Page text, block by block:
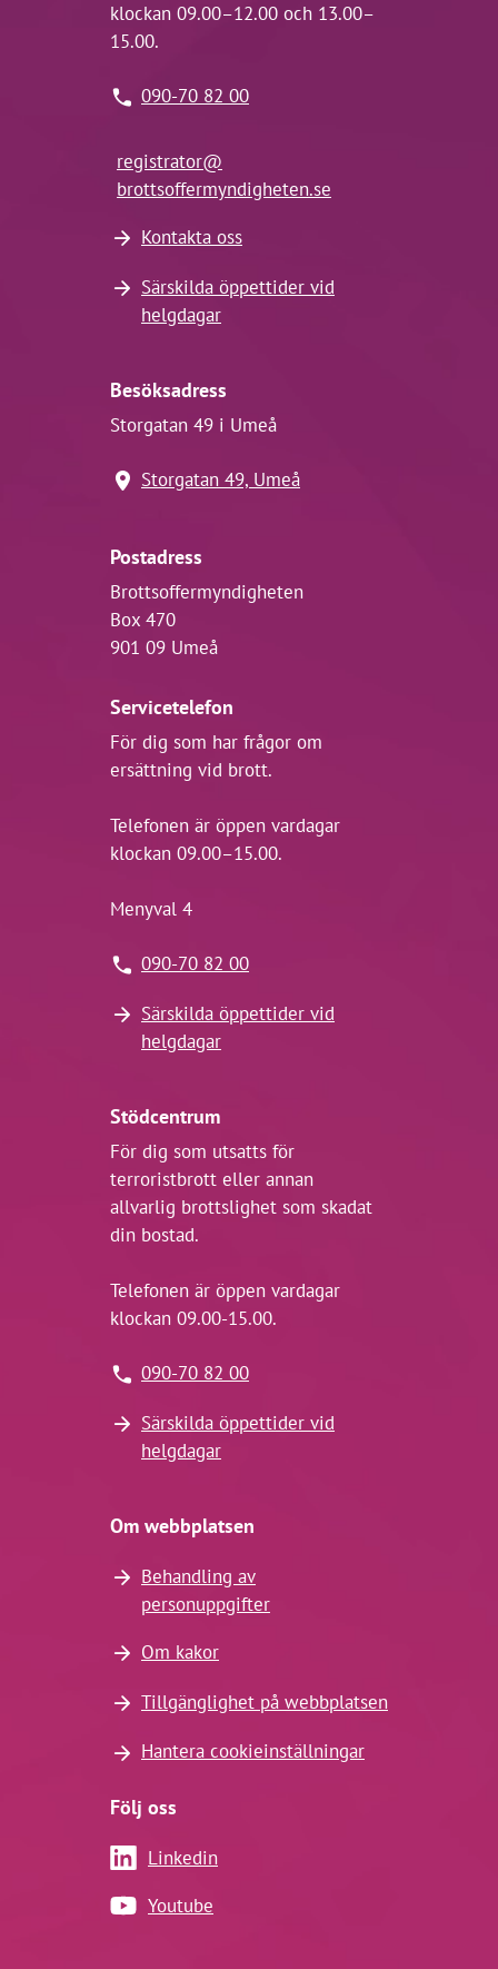
klockan 09.00–12.00 och 13.00–
15.00.
090-70 82 00
registrator@
brottsoffermyndigheten.se
Kontakta oss
Särskilda öppettider vid
helgdagar
Besöksadress
Storgatan 49 i Umeå
Storgatan 49, Umeå
Postadress
Brottsoffermyndigheten
Box 470
901 09 Umeå
Servicetelefon
För dig som har frågor om
ersättning vid brott.
Telefonen är öppen vardagar
klockan 09.00–15.00.
Menyval 4
090-70 82 00
Särskilda öppettider vid
helgdagar
Stödcentrum
För dig som utsatts för
terroristbrott eller annan
allvarlig brottslighet som skadat
din bostad.
Telefonen är öppen vardagar
klockan 09.00-15.00.
090-70 82 00
Särskilda öppettider vid
helgdagar
Om webbplatsen
Behandling av
personuppgifter
Om kakor
Tillgänglighet på webbplatsen
Hantera cookieinställningar
Följ oss
Linkedin
Youtube